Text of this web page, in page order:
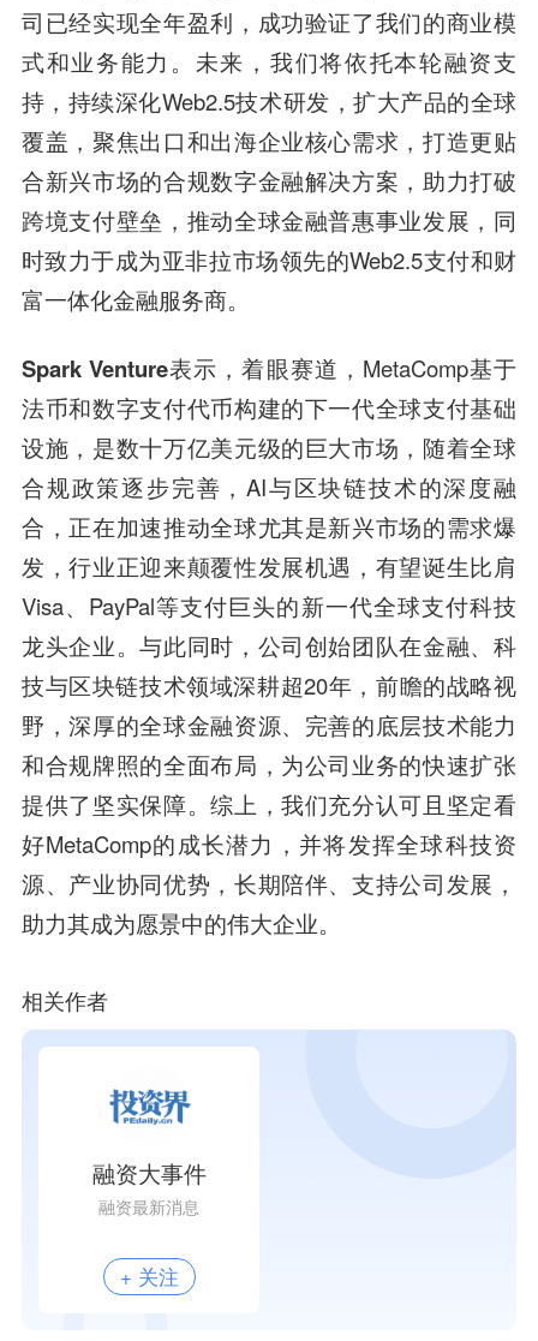
司已经实现全年盈利，成功验证了我们的商业模
式和业务能力。未来，我们将依托本轮融资支
持，持续深化Web2.5技术研发，扩大产品的全球
覆盖，聚焦出口和出海企业核心需求，打造更贴
合新兴市场的合规数字金融解决方案，助力打破
跨境支付壁垒，推动全球金融普惠事业发展，同
时致力于成为亚非拉市场领先的Web2.5支付和财
富一体化金融服务商。
Spark Venture表示，着眼赛道，MetaComp基于
法币和数字支付代币构建的下一代全球支付基础
设施，是数十万亿美元级的巨大市场，随着全球
合规政策逐步完善，AI与区块链技术的深度融
合，正在加速推动全球尤其是新兴市场的需求爆
发，行业正迎来颠覆性发展机遇，有望诞生比肩
Visa、PayPal等支付巨头的新一代全球支付科技
龙头企业。与此同时，公司创始团队在金融、科
技与区块链技术领域深耕超20年，前瞻的战略视
野，深厚的全球金融资源、完善的底层技术能力
和合规牌照的全面布局，为公司业务的快速扩张
提供了坚实保障。综上，我们充分认可且坚定看
好MetaComp的成长潜力，并将发挥全球科技资
源、产业协同优势，长期陪伴、支持公司发展，
助力其成为愿景中的伟大企业。
相关作者
融资大事件
融资最新消息
+ 关注